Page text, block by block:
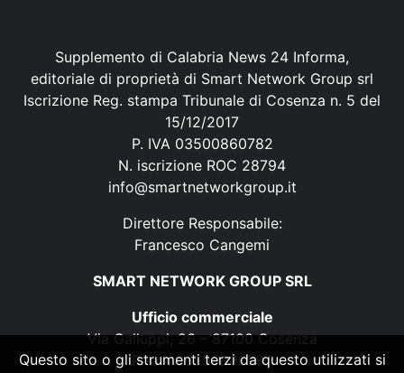
Supplemento di Calabria News 24 Informa,
editoriale di proprietà di Smart Network Group srl
Iscrizione Reg. stampa Tribunale di Cosenza n. 5 del
15/12/2017
P. IVA 03500860782
N. iscrizione ROC 28794
info@smartnetworkgroup.it
Direttore Responsabile:
Francesco Cangemi
SMART NETWORK GROUP SRL
Ufficio commerciale
Via Galluppi, 26 – 87100 Cosenza
P. IVA 03500860782
Questo sito o gli strumenti terzi da questo utilizzati si